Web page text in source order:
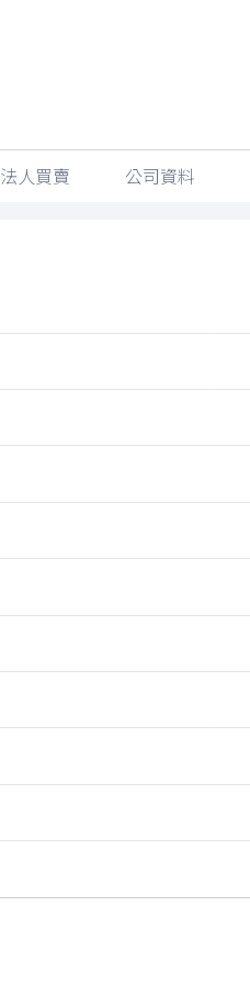
法人買賣 公司資料